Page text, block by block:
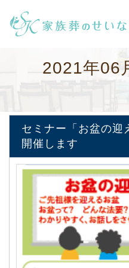
2021年06
セミナー「お盆の迎
開催します